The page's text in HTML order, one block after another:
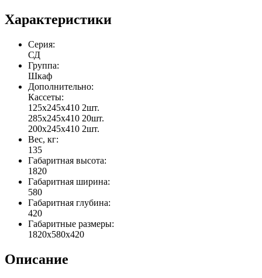
Характеристики
Серия:
СД
Группа:
Шкаф
Дополнительно:
Кассеты:
125х245х410 2шт.
285х245х410 20шт.
200х245х410 2шт.
Вес, кг:
135
Габаритная высота:
1820
Габаритная ширина:
580
Габаритная глубина:
420
Габаритные размеры:
1820x580x420
Описание